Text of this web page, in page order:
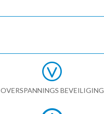
OVERSPANNINGS BEVEILIGING